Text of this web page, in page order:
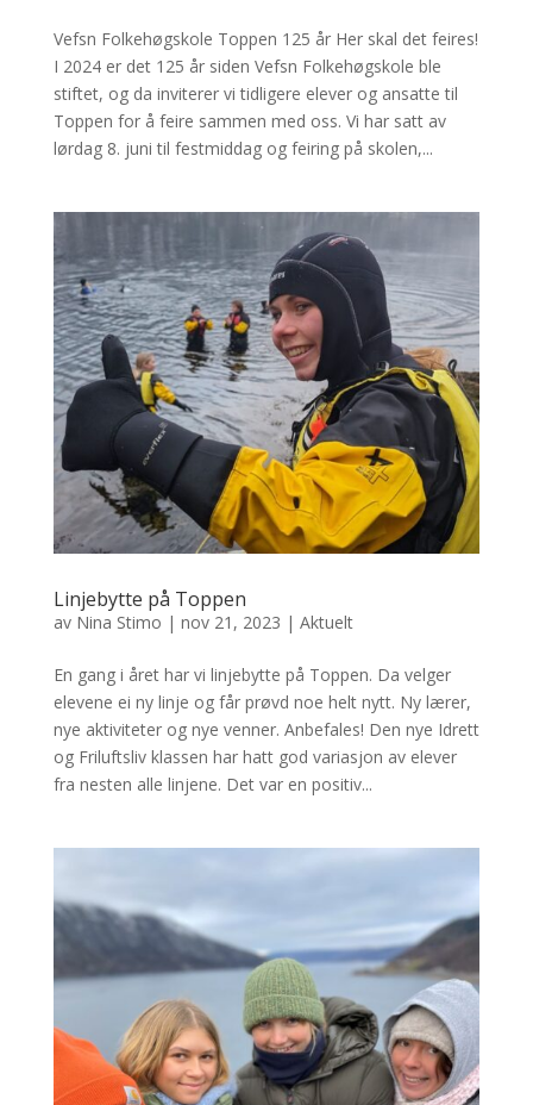
Vefsn Folkehøgskole Toppen 125 år Her skal det feires!
I 2024 er det 125 år siden Vefsn Folkehøgskole ble
stiftet, og da inviterer vi tidligere elever og ansatte til
Toppen for å feire sammen med oss. Vi har satt av
lørdag 8. juni til festmiddag og feiring på skolen,...
Linjebytte på Toppen
av Nina Stimo | nov 21, 2023 | Aktuelt
En gang i året har vi linjebytte på Toppen. Da velger
elevene ei ny linje og får prøvd noe helt nytt. Ny lærer,
nye aktiviteter og nye venner. Anbefales! Den nye Idrett
og Friluftsliv klassen har hatt god variasjon av elever
fra nesten alle linjene. Det var en positiv...